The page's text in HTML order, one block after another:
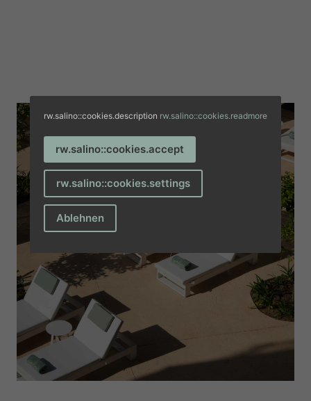
rw.salino::cookies.description rw.salino::cookies.readmore
rw.salino::cookies.accept
rw.salino::cookies.settings
Ablehnen